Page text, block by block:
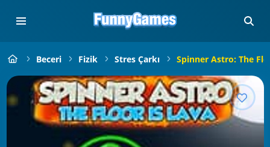
Beceri Fizik Stres Çarkı Spinner Astro: The